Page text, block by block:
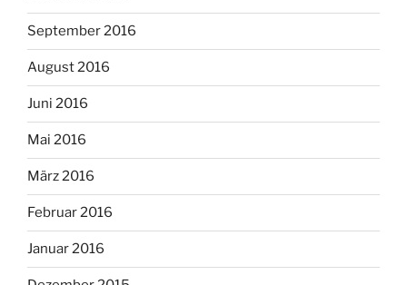
September 2016
August 2016
Juni 2016
Mai 2016
März 2016
Februar 2016
Januar 2016